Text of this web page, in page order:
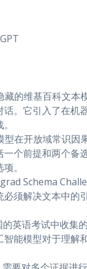
藏的维基百科文本
话。它引入了在机
型在开放域常识因
一个前提和两个备
。
Schema
必须解决文本中的
的英语考试中收集
智能模型对于理解